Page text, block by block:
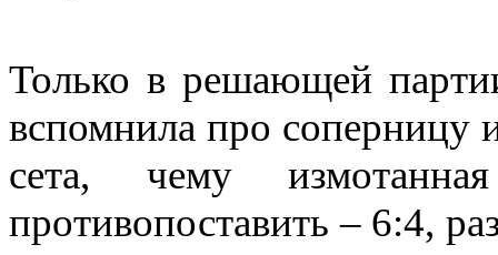
Только в решающей
вспомнила про соперницу
сета, чему
противопоставить – 6:4,